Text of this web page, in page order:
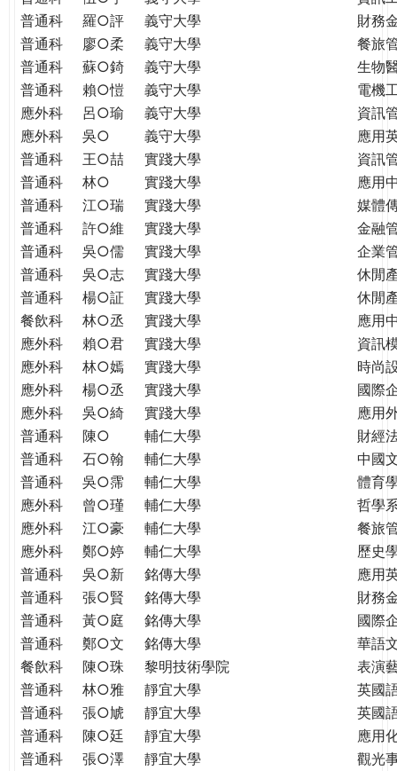
普通科
羅○評 義守大學
財務
普通科
廖○柔 義守大學
餐旅
普通科
蘇○錡 義守大學
生物
普通科
賴○愷 義守大學
電機
應外科
呂○瑜 義守大學
資訊
應外科
吳○ 義守大學
應用
普通科
王○喆 實踐大學
資訊
普通科
林○ 實踐大學
應用
普通科
江○瑞 實踐大學
媒體
普通科
許○維 實踐大學
金融
普通科
吳○儒 實踐大學
企業
普通科
吳○志 實踐大學
休閒
普通科
楊○証 實踐大學
休閒
餐飲科
林○丞 實踐大學
應用
應外科
賴○君 實踐大學
資訊
應外科
林○嫣 實踐大學
時尚
應外科
楊○丞 實踐大學
國際
應外科
吳○綺 實踐大學
應用
普通科
陳○ 輔仁大學
財經
普通科
石○翰 輔仁大學
中國
普通科
吳○霈 輔仁大學
體育
應外科
曾○瑾 輔仁大學
哲學
應外科
江○豪 輔仁大學
餐旅
應外科
鄭○婷 輔仁大學
歷史
普通科
吳○新 銘傳大學
應用
普通科
張○賢 銘傳大學
財務
普通科
黃○庭 銘傳大學
國際
普通科
鄭○文 銘傳大學
華語
餐飲科
陳○珠 黎明技術學院
表演
普通科
林○雅 靜宜大學
英國
普通科
張○虓 靜宜大學
英國
普通科
陳○廷 靜宜大學
應用
普通科
張○澤 靜宜大學
觀光